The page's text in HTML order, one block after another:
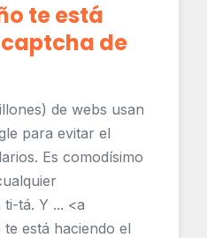
te está
de
de webs usan
para evitar el
Es comodísimo
tá. Y ... <a
está haciendo el